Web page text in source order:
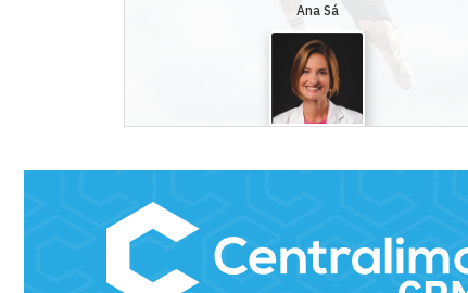
Ana Sá